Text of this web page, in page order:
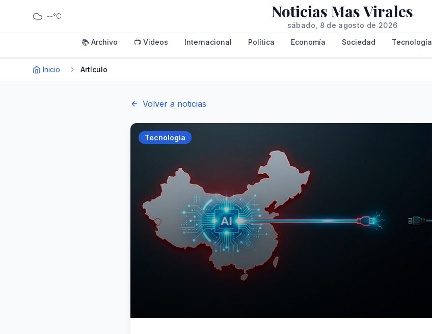
--°C Noticias Mas Virales
sábado, 8 de agosto de 2026
📚 Archivo 📺 Videos Internacional Política Economía Sociedad Tecnología
Inicio Artículo
Volver a noticias
Tecnología